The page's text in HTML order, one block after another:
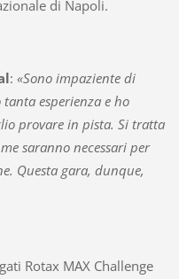
di Napoli.
: «Sono impaziente di
esperienza e ho
provare in pista. Si tratta
saranno necessari per
Questa gara, dunque,
Rotax MAX Challenge